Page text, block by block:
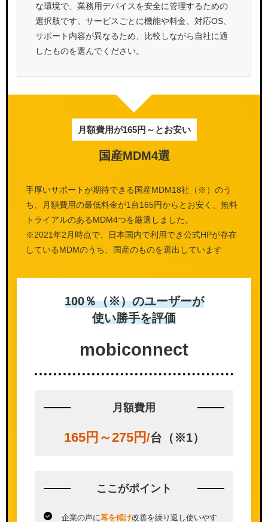
な環境で、業務用デバイスを安全に管理するための
選択肢です。サービスごとに機能や料金、対応OS、
サポート内容が異なるため、比較しながら自社に適
したものを選んでください。
月額費用が165円～とお安い
国産MDM4選
手厚いサポートが期待できる国産MDM18社（※）のう
ち、月額費用の最低料金が1台165円からとお安く、無料
トライアルのあるMDM4つを厳選しました。
※2021年2月時点で、日本国内で利用でき公式HPが存在
しているMDMのうち、国産のものを選出しています
100％（※）のユーザーが
使い勝手を評価
mobiconnect
月額費用
165円～275円/台（※1）
ここがポイント
企業の声に耳を傾け改善を繰り返し使いやす